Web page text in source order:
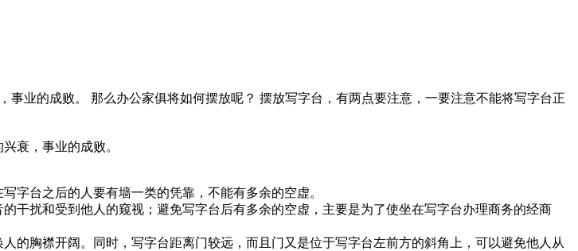
业的成败。 那么办公家俱将如何摆放呢？ 摆放写字台，有两点要注意，一要注意不能将写字台正
衰，事业的成败。
台之后的人要有墙一类的凭靠，不能有多余的空虚。
扰和受到他人的窥视；避免写字台后有多余的空虚，主要是为了使坐在写字台办理商务的经商
胸襟开阔。同时，写字台距离门较远，而且门又是位于写字台左前方的斜角上，可以避免他人从